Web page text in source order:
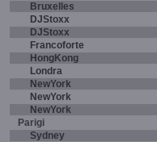
Bruxelles
DJStoxx
DJStoxx
Francoforte
HongKong
Londra
NewYork
NewYork
NewYork
Parigi
Sydney